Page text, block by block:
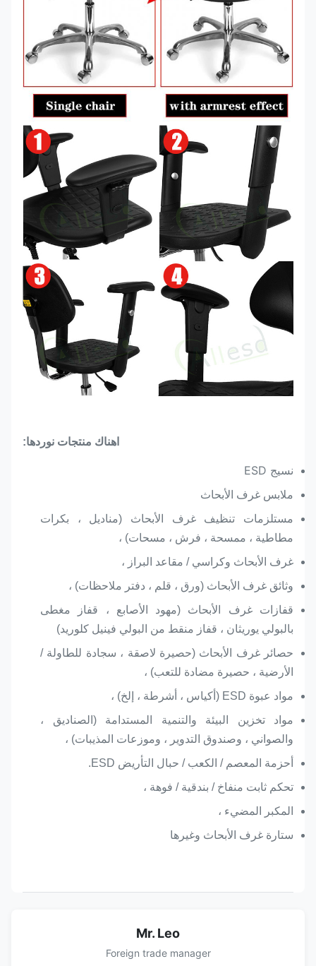
اهناك منتجات نوردها:
نسيج ESD
ملابس غرف الأبحاث
مستلزمات تنظيف غرف الأبحاث (مناديل ، بكرات
مطاطية ، ممسحة ، فرش ، مسحات) ،
غرف الأبحاث وكراسي / مقاعد البراز ،
وثائق غرف الأبحاث (ورق ، قلم ، دفتر ملاحظات) ،
قفازات غرف الأبحاث (مهود الأصابع ، قفاز مغطى
بالبولي يوريثان ، قفاز منقط من البولي فينيل كلوريد)
حصائر غرف الأبحاث (حصيرة لاصقة ، سجادة للطاولة /
الأرضية ، حصيرة مضادة للتعب) ،
مواد عبوة ESD (أكياس ، أشرطة ، إلخ) ،
مواد تخزين البيئة والتنمية المستدامة (الصناديق ،
والصواني ، وصندوق التدوير ، وموزعات المذيبات) ،
أحزمة المعصم / الكعب / حبال التأريض ESD.
تحكم ثابت منفاخ / بندقية / فوهة ،
المكبر المضيء ،
ستارة غرف الأبحاث وغيرها
Mr. Leo
Foreign trade manager